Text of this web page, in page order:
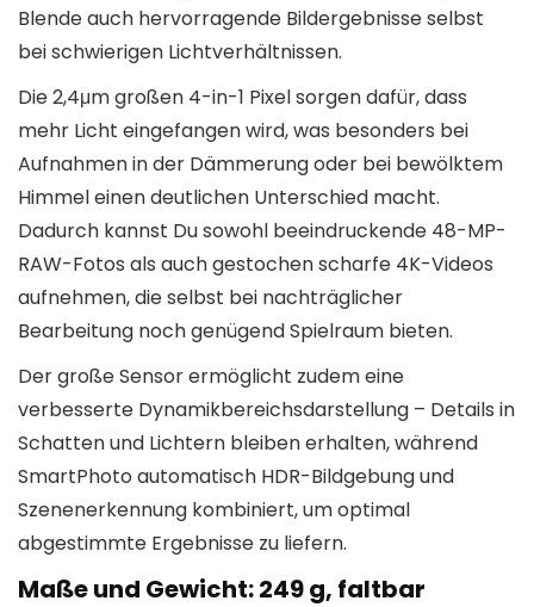
Blende auch hervorragende Bildergebnisse selbst
bei schwierigen Lichtverhältnissen.
Die 2,4μm großen 4-in-1 Pixel sorgen dafür, dass
mehr Licht eingefangen wird, was besonders bei
Aufnahmen in der Dämmerung oder bei bewölktem
Himmel einen deutlichen Unterschied macht.
Dadurch kannst Du sowohl beeindruckende 48-MP-
RAW-Fotos als auch gestochen scharfe 4K-Videos
aufnehmen, die selbst bei nachträglicher
Bearbeitung noch genügend Spielraum bieten.
Der große Sensor ermöglicht zudem eine
verbesserte Dynamikbereichsdarstellung – Details in
Schatten und Lichtern bleiben erhalten, während
SmartPhoto automatisch HDR-Bildgebung und
Szenenerkennung kombiniert, um optimal
abgestimmte Ergebnisse zu liefern.
Maße und Gewicht: 249 g, faltbar